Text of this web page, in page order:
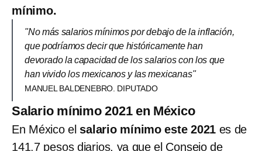
mínimo.
"No más salarios mínimos por debajo de la inflación,
que podríamos decir que históricamente han
devorado la capacidad de los salarios con los que
han vivido los mexicanos y las mexicanas"
MANUEL BALDENEBRO. DIPUTADO
Salario mínimo 2021 en México
En México el salario mínimo este 2021 es de
141.7 pesos diarios, ya que el Consejo de